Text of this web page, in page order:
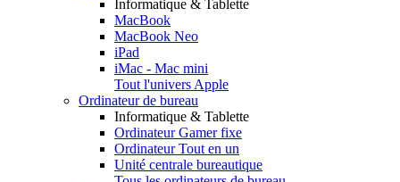
Informatique & Tablette
MacBook
MacBook Neo
iPad
iMac - Mac mini
Tout l'univers Apple
Ordinateur de bureau
Informatique & Tablette
Ordinateur Gamer fixe
Ordinateur Tout en un
Unité centrale bureautique